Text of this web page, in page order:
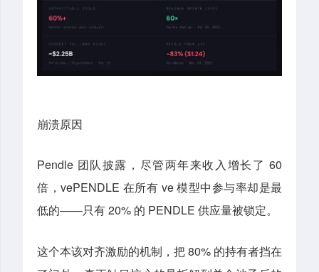
崩溃原因
Pendle 团队披露，尽管两年来收入增长了 60
倍，vePENDLE 在所有 ve 模型中参与率却是最
低的——只有 20% 的 PENDLE 供应量被锁定。
这个本该对齐激励的机制，把 80% 的持有者挡在